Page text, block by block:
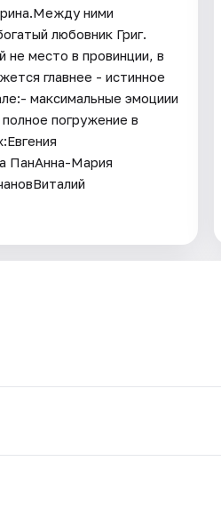
ними
любовник Григ.
не место в провинции, в
главнее - истинное
максимальные эмоциии
погружение в
ПанАнна-Мария